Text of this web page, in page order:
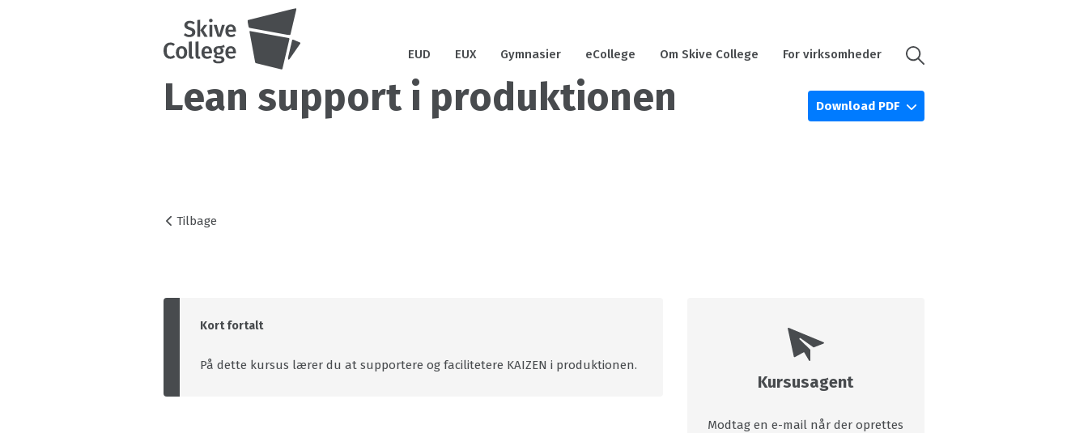
EUD EUX Gymnasier eCollege Om Skive College For virksomheder
Lean support i produktionen Download PDF
Tilbage
Kort fortalt
På dette kursus lærer du at supportere og facilitetere KAIZEN i produktionen.
Kursusagent
Modtag en e-mail når der oprettes